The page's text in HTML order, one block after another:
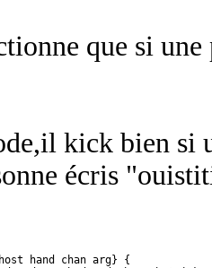
que si
kick bien si
écris
hand chan arg}
{